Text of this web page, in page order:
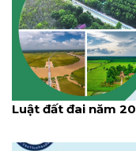
Luật đất đai năm